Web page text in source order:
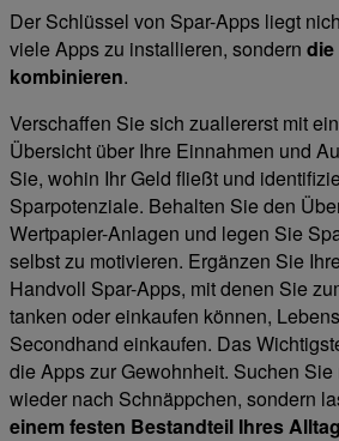
Der Schlüssel von Spar-Apps liegt
viele Apps zu installieren, sondern
kombinieren.
Verschaffen Sie sich zuallererst mit
Übersicht über Ihre Einnahmen und
Sie, wohin Ihr Geld fließt und
Sparpotenziale. Behalten Sie den
Wertpapier-Anlagen und legen Sie
selbst zu motivieren. Ergänzen Sie
Handvoll Spar-Apps, mit denen Sie
tanken oder einkaufen können,
Secondhand einkaufen. Das
die Apps zur Gewohnheit. Suchen
wieder nach Schnäppchen, sondern
einem festen Bestandteil Ihres